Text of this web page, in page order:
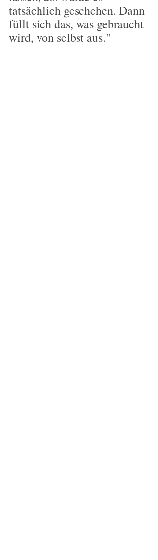
tatsächlich geschehen. Dann
füllt sich das, was gebraucht
wird, von selbst aus."